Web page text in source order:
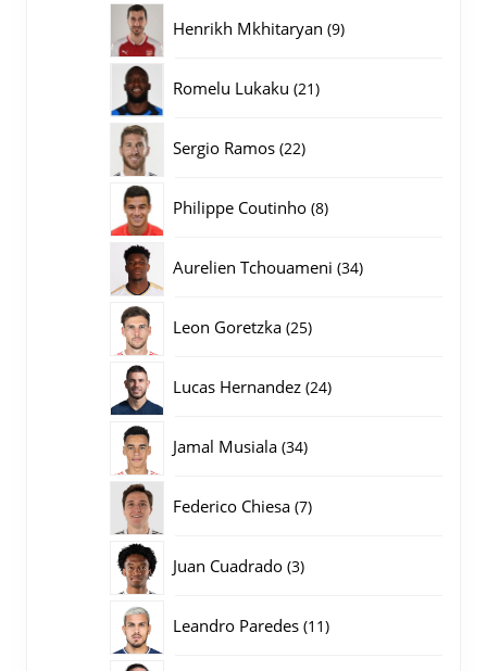
Henrikh Mkhitaryan 99
Romelu Lukaku 2121
Sergio Ramos 2222
Philippe Coutinho 88
Aurelien Tchouameni 3434
Leon Goretzka 2525
Lucas Hernandez 2424
Jamal Musiala 3434
Federico Chiesa 77
Juan Cuadrado 33
Leandro Paredes 1111